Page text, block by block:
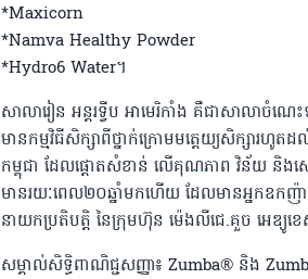
*Maxicorn
*Namva Healthy Powder
*Hydro6 Water។
សាលារៀន អន្តរទ្វីប អាមេរិកាំង គឺជាសាលា
មានកម្មវិធីសិក្សាពីថ្នាក់ក្រោមមត្តេយ្យសិក្សារហូត
កម្ពុជា ដែលផ្តោតសំខាន់ លើគុណភាព វិន័យ និងសេវ
មានរយៈពេល២០ឆ្នាំមកហើយ ដែលមានអ្នកឧកញ៉ា
នាយកប្រតិបត្តិ នៃក្រុមហ៊ុន ម៉េងលីជេ.គួច អេឌ្យូខ
សម្គាល់សិទ្ធិពាណិជ្ជសញ្ញា៖ Zumba® និង